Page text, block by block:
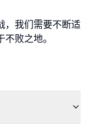
，我们需要不断适
败之地。